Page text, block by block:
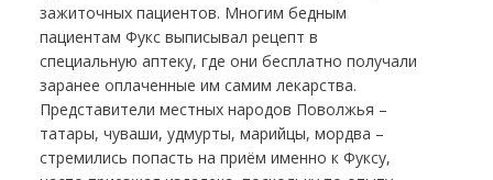
зажиточных пациентов. Многим бедным
пациентам Фукс выписывал рецепт в
специальную аптеку, где они бесплатно получали
заранее оплаченные им самим лекарства.
Представители местных народов Поволжья –
татары, чуваши, удмурты, марийцы, мордва –
стремились попасть на приём именно к Фуксу,